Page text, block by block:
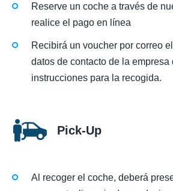
Reserve un coche a través de
realice el pago en línea
Recibirá un voucher por correo
datos de contacto de la
instrucciones para la recogida.
Pick-Up
Al recoger el coche, deberá